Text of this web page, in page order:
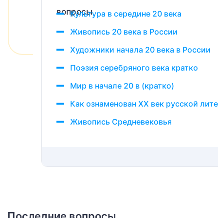
Культура в середине 20 века
Живопись 20 века в России
Художники начала 20 века в России
Поэзия серебряного века кратко
Мир в начале 20 в (кратко)
Как ознаменован ХХ век русской
Живопись Средневековья